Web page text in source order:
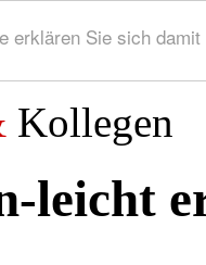
erklären Sie sich
Kollegen
leicht